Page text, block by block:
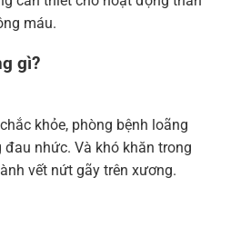
máu.
gì?
khỏe, phòng bệnh loãng
nhức. Và khó khăn trong
vết nứt gãy trên xương.